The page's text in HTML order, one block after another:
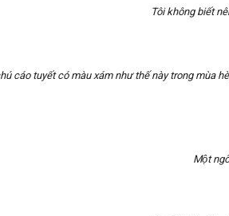
Tôi không biết
cáo tuyết có màu xám như thế này trong mùa
Một